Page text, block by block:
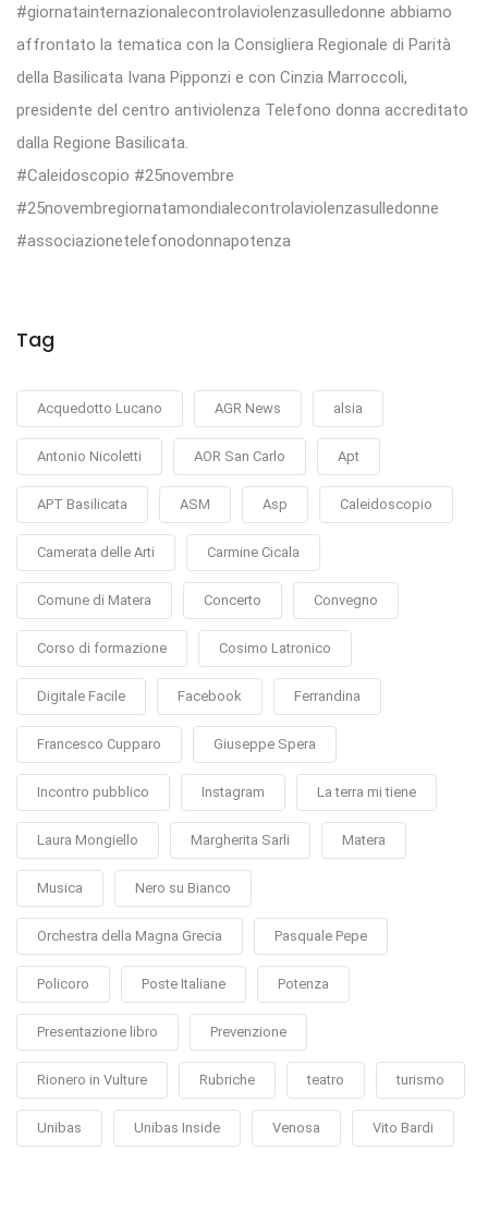
#giornatainternazionalecontrolaviolenzasulledonne abbiamo
affrontato la tematica con la Consigliera Regionale di Parità
della Basilicata Ivana Pipponzi e con Cinzia Marroccoli,
presidente del centro antiviolenza Telefono donna accreditato
dalla Regione Basilicata.
#Caleidoscopio #25novembre
#25novembregiornatamondialecontrolaviolenzasulledonne
#associazionetelefonodonnapotenza
Tag
Acquedotto Lucano AGR News alsia
Antonio Nicoletti AOR San Carlo Apt
APT Basilicata ASM Asp Caleidoscopio
Camerata delle Arti Carmine Cicala
Comune di Matera Concerto Convegno
Corso di formazione Cosimo Latronico
Digitale Facile Facebook Ferrandina
Francesco Cupparo Giuseppe Spera
Incontro pubblico Instagram La terra mi tiene
Laura Mongiello Margherita Sarli Matera
Musica Nero su Bianco
Orchestra della Magna Grecia Pasquale Pepe
Policoro Poste Italiane Potenza
Presentazione libro Prevenzione
Rionero in Vulture Rubriche teatro turismo
Unibas Unibas Inside Venosa Vito Bardi